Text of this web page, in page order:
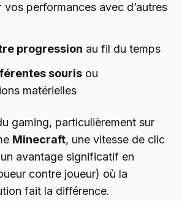
vos performances avec d’autres
progression au fil du temps
souris ou
matérielles
gaming, particulièrement sur
Minecraft, une vitesse de clic
avantage significatif en
contre joueur) où la
fait la différence.